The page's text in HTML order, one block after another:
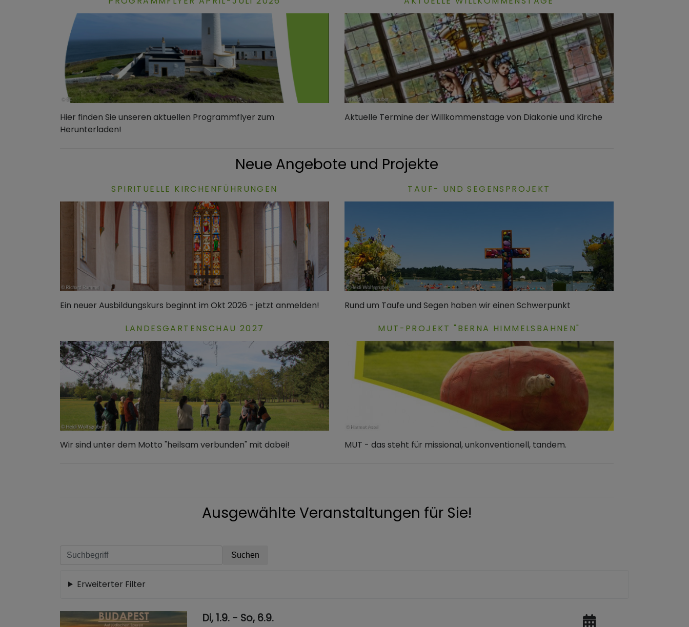
Hier finden Sie unseren aktuellen Programmflyer zum
Herunterladen!
Aktuelle Termine der Willkommenstage von Diakonie und Kirche
Neue Angebote und Projekte
SPIRITUELLE KIRCHENFÜHRUNGEN
Ein neuer Ausbildungskurs beginnt im Okt 2026 - jetzt anmelden!
TAUF- UND SEGENSPROJEKT
Rund um Taufe und Segen haben wir einen Schwerpunkt
LANDESGARTENSCHAU 2027
Wir sind unter dem Motto "heilsam verbunden" mit dabei!
MUT-PROJEKT "BERNA HIMMELSBAHNEN"
MUT - das steht für missional, unkonventionell, tandem.
Ausgewählte Veranstaltungen für Sie!
Erweiterter Filter
Di, 1.9. - So, 6.9.